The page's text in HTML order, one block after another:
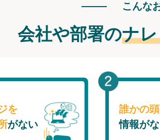
こんな
会社や部署のナ
を
がない
誰かの
情報が